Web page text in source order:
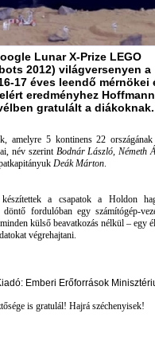
Lunar X-Prize LEGO
2012) világversenyen a
17 éves leendő mérnökei
eredményhez Hoffmann
gratulált a diákoknak.
amelyre 5 kontinens 22
név szerint Bodnár László, Németh
Deák Márton.
a csapatok a Holdon
fordulóban egy számítógép-
külső beavatkozás nélkül – egy
végrehajtani.
Emberi Erőforrások
is gratulál! Hajrá széchenyisek!